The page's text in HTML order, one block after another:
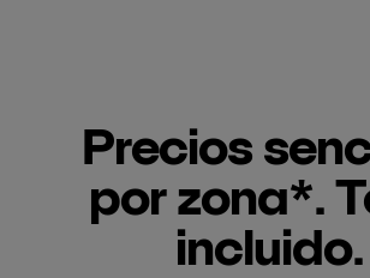
Precios
por zona*.
incluido.